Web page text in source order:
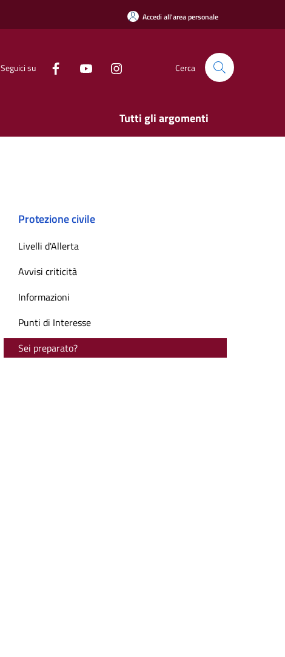
Accedi all'area personale
Seguici su Cerca
Tutti gli argomenti
Protezione civile
Livelli d'Allerta
Avvisi criticità
Informazioni
Punti di Interesse
Sei preparato?